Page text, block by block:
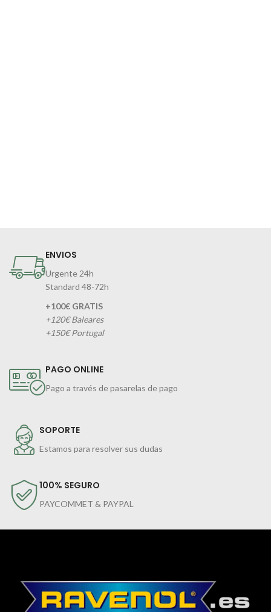
ENVIOS
Urgente 24h
Standard 48-72h
+100€ GRATIS
+120€ Baleares
+150€ Portugal
PAGO ONLINE
Pago a través de pasarelas de pago
SOPORTE
Estamos para resolver sus dudas
100% SEGURO
PAYCOMMET & PAYPAL